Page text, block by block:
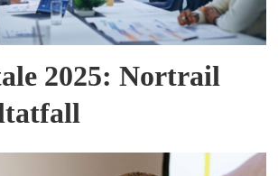
2025: Nortrail